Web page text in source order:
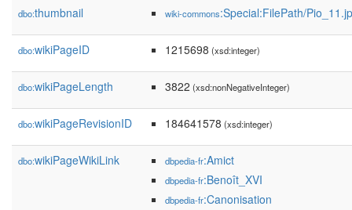
dbo:thumbnail wiki-commons:Special:FilePath/
dbo:wikiPageID 1215698 (xsd:integer)
dbo:wikiPageLength 3822 (xsd:nonNegativeInteger)
dbo:wikiPageRevisionID 184641578 (xsd:integer)
dbo:wikiPageWikiLink dbpedia-fr:Amict
dbpedia-fr:Benoît_XVI
dbpedia-fr:Canonisation